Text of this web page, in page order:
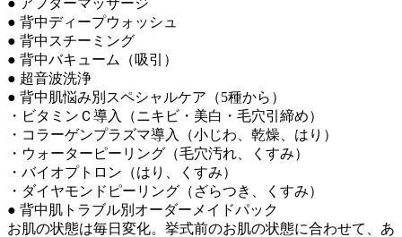
● 背中ディープウォッシュ
● 背中スチーミング
● 背中バキューム（吸引）
● 超音波洗浄
● 背中肌悩み別スペシャルケア（5種から）
・ビタミンＣ導入（ニキビ・美白・毛穴引締め）
・コラーゲンプラズマ導入（小じわ、乾燥、はり）
・ウォーターピーリング（毛穴汚れ、くすみ）
・バイオプトロン（はり、くすみ）
・ダイヤモンドピーリング（ざらつき、くすみ）
● 背中肌トラブル別オーダーメイドパック
お肌の状態は毎日変化。挙式前のお肌の状態に合わせて、あ